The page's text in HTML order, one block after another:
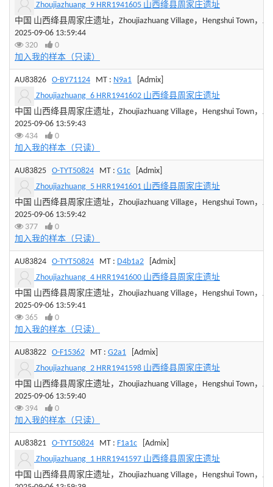
Zhoujiazhuang_9 HRR1941605 山西绛县周家庄遗址
中国 山西绛县周家庄遗址，Zhoujiazhuang Village，Hengshui Town，
2025-09-06 13:59:44
320
0
加入我的样本（只读）
AU83826 O-BY71124 MT : N9a1 [Admix]
Zhoujiazhuang_6 HRR1941602 山西绛县周家庄遗址
中国 山西绛县周家庄遗址，Zhoujiazhuang Village，Hengshui Town，
2025-09-06 13:59:43
434
0
加入我的样本（只读）
AU83825 O-TYT50824 MT : G1c [Admix]
Zhoujiazhuang_5 HRR1941601 山西绛县周家庄遗址
中国 山西绛县周家庄遗址，Zhoujiazhuang Village，Hengshui Town，
2025-09-06 13:59:42
377
0
加入我的样本（只读）
AU83824 O-TYT50824 MT : D4b1a2 [Admix]
Zhoujiazhuang_4 HRR1941600 山西绛县周家庄遗址
中国 山西绛县周家庄遗址，Zhoujiazhuang Village，Hengshui Town，
2025-09-06 13:59:41
365
0
加入我的样本（只读）
AU83822 O-F15362 MT : G2a1 [Admix]
Zhoujiazhuang_2 HRR1941598 山西绛县周家庄遗址
中国 山西绛县周家庄遗址，Zhoujiazhuang Village，Hengshui Town，
2025-09-06 13:59:40
394
0
加入我的样本（只读）
AU83821 O-TYT50824 MT : F1a1c [Admix]
Zhoujiazhuang_1 HRR1941597 山西绛县周家庄遗址
中国 山西绛县周家庄遗址，Zhoujiazhuang Village，Hengshui Town，